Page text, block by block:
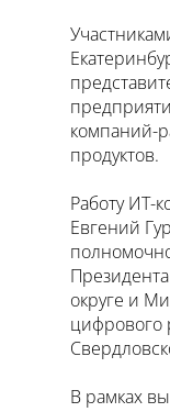
компаний-
продуктов.
Работу ИТ-
Евгений
округе и
цифрового
В рамках